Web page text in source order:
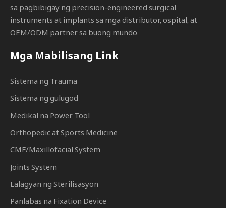
sa pagbibigay ng precision-engineered surgical
instruments at implants sa mga distributor, ospital, at
OEM/ODM partner sa buong mundo.
Mga Mabilisang Link
Sistema ng Trauma
Sistema ng gulugod
Medikal na Power Tool
Orthopedic at Sports Medicine
CMF/Maxillofacial System
Joints System
Lalagyan ng Sterilisasyon
Panlabas na Fixation Device